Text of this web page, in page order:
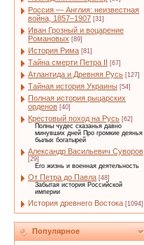
Россия — Англия: неизвестная
война, 1857–1907 [31]
Иван Грозный и воцарение
Романовых [89]
История Рима [81]
Тайна смерти Петра II [67]
Атлантида и Древняя Русь [127]
Тайная история Украины [54]
Полная история рыцарских
орденов [40]
Крестовый поход на Русь [62]
Полны чудес сказанья давно
минувших дней Про громкие деянья
былых богатырей
Александр Васильевич Суворов
[29]
Его жизнь и военная деятельность
От Петра до Павла [48]
Забытая история Российской
империи
История древнего Востока [1094]
Популярное